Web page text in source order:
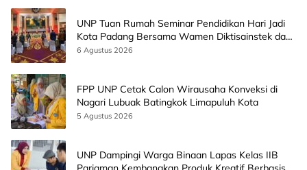
UNP Tuan Rumah Seminar Pendidikan Hari Jadi
Kota Padang Bersama Wamen Diktisainstek dan
CEO EMGS Malaysia
6 Agustus 2026
FPP UNP Cetak Calon Wirausaha Konveksi di
Nagari Lubuak Batingkok Limapuluh Kota
5 Agustus 2026
UNP Dampingi Warga Binaan Lapas Kelas IIB